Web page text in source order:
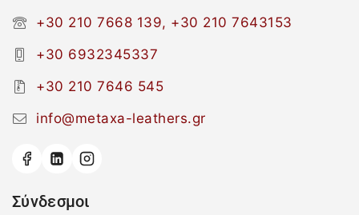
+30 210 7668 139, +30 210 7643153
+30 6932345337
+30 210 7646 545
info@metaxa-leathers.gr
Σύνδεσμοι